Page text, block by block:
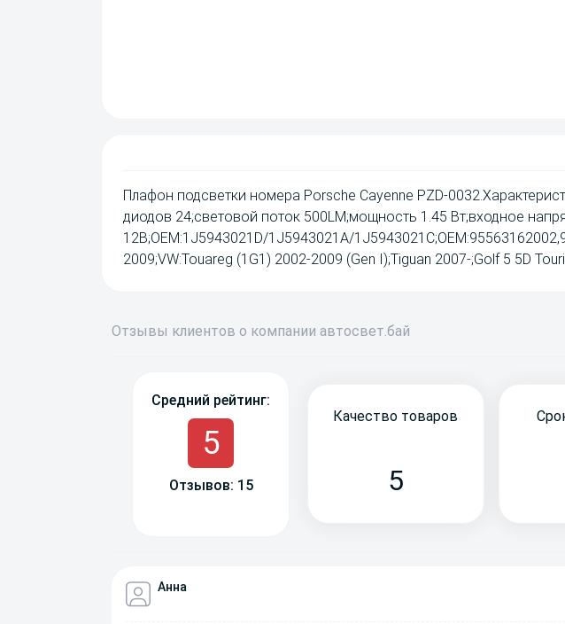
Плафон подсветки номера Porsche Cayenne PZD-
диодов 24;световой поток 500LM;мощность 1.45 Вт;входное
12В;OEM:1J5943021D/1J5943021A/
2009;VW:Touareg (1G1) 2002-2009 (Gen I);Tiguan 2007-;Golf 5 5D
Отзывы клиентов о компании автосвет .бай
Средний рейтинг:
5
Отзывов: 15
Качество товаров
5
Анна